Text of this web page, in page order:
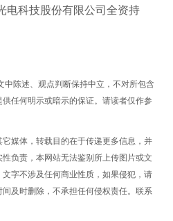
电科技股份有限公司全资持
中陈述、观点判断保持中立，不对所包含
任何明示或暗示的保证。请读者仅作参
媒体，转载目的在于传递更多信息，并
负责，本网站无法鉴别所上传图片或文
字不涉及任何商业性质，如果侵犯，请
及时删除，不承担任何侵权责任。联系